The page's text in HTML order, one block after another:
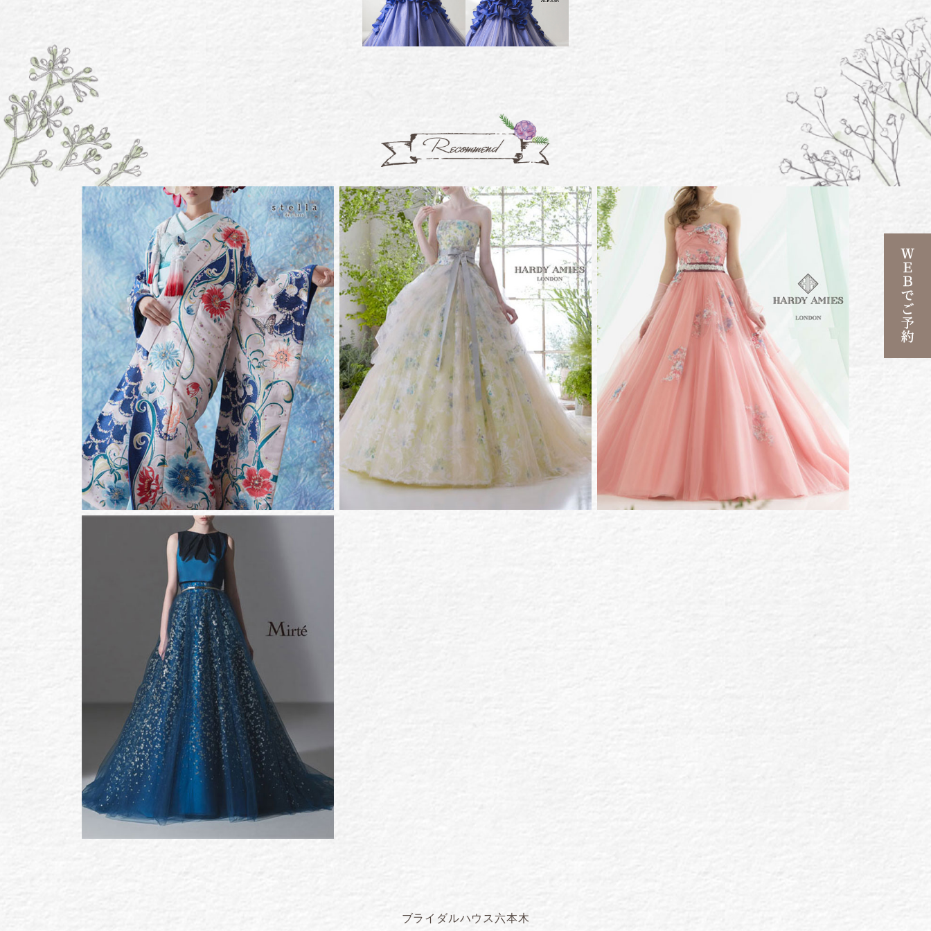
ブライダルハウス六本木